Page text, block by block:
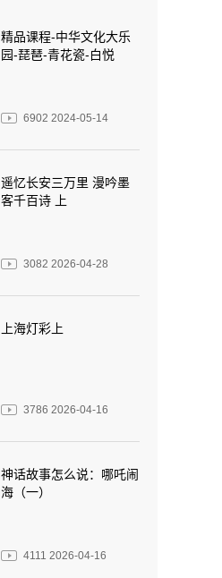
精品课程-中华文化大乐
园-琵琶-青花瓷-白悦
6902 2024-05-14
遥忆长安三万里 漫吟墨
客千百诗 上
3082 2026-04-28
上海灯彩上
3786 2026-04-16
神话故事怎么说：哪吒闹
海（一）
4111 2026-04-16